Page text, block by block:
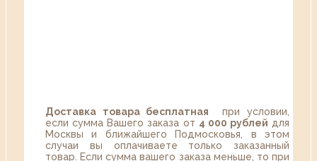
Доставка товара бесплатная при условии,
если сумма Вашего заказа от 4 000 рублей для
Москвы и ближайшего Подмосковья, в этом
случаи вы оплачиваете только заказанный
товар. Если сумма вашего заказа меньше, то при